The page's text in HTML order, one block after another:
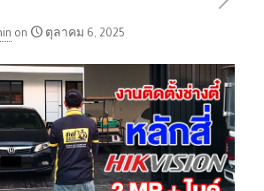
on ตุลาคม 6, 2025